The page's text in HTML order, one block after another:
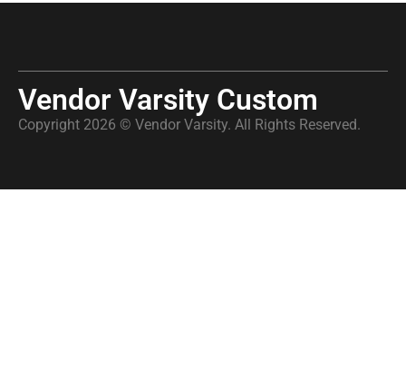
Vendor Varsity Custom
Copyright 2026 © Vendor Varsity. All Rights Reserved.